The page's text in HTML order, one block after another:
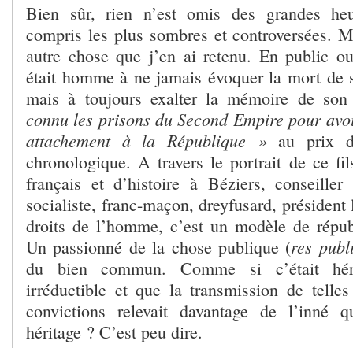
Bien sûr, rien n’est omis des grandes
compris les plus sombres et controversées.
autre chose que j’en ai retenu. En public
était homme à ne jamais évoquer la mort de
mais à toujours exalter la mémoire de
connu les prisons du Second Empire pour
attachement à la République »au prix
chronologique. A travers le portrait de ce
français et d’histoire à Béziers,
socialiste, franc-maçon, dreyfusard,
droits de l’homme, c’est un modèle de
Un passionné de la chose publique (res
du bien commun. Comme si c’était
irréductible et que la transmission de
convictions relevait davantage de l’inné
héritage ? C’est peu dire.